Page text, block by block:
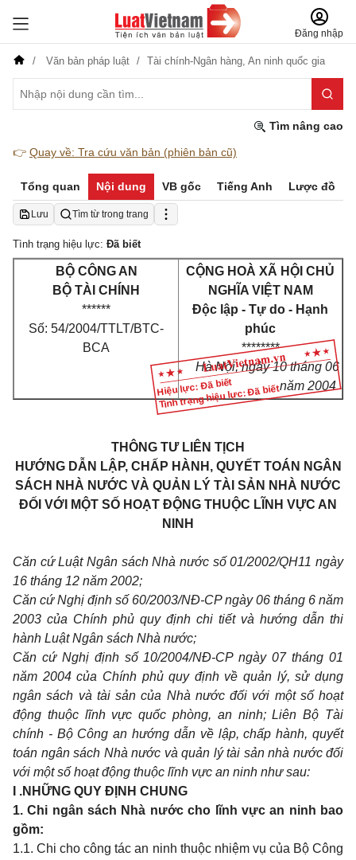
Đăng nhập
Văn bản pháp luật Tài chính-Ngân hàng, An ninh quốc gia
Tìm nâng cao
👉 Quay về: Tra cứu văn bản (phiên bản cũ)
Tổng quan Nội dung VB gốc Tiếng Anh Lược đồ
Lưu Tìm từ trong trang
Tình trạng hiệu lực: Đã biết
Hiệu lực: Đã biết
Tình trạng hiệu lực: Đã biết
BỘ CÔNG AN
BỘ TÀI CHÍNH
******
Số: 54/2004/TTLT/BTC-
BCA
CỘNG HOÀ XÃ HỘI CHỦ
NGHĨA VIỆT NAM
Độc lập - Tự do - Hạnh
phúc
********
Hà Nội, ngày 10 tháng 06
năm 2004
THÔNG TƯ LIÊN TỊCH
HƯỚNG DẪN LẬP, CHẤP HÀNH, QUYẾT TOÁN NGÂN
SÁCH NHÀ NƯỚC VÀ QUẢN LÝ TÀI SẢN NHÀ NƯỚC
ĐỐI VỚI MỘT SỐ HOẠT ĐỘNG THUỘC LĨNH VỰC AN
NINH
Căn cứ Luật Ngân sách Nhà nước số 01/2002/QH11 ngày
16 tháng 12 năm 2002;
Căn cứ Nghị định số 60/2003/NĐ-CP ngày 06 tháng 6 năm
2003 của Chính phủ quy định chi tiết và hướng dẫn thi
hành Luật Ngân sách Nhà nước;
Căn cứ Nghị định số 10/2004/NĐ-CP ngày 07 tháng 01
năm 2004 của Chính phủ quy định về quản lý, sử dụng
ngân sách và tài sản của Nhà nước đối với một số hoạt
động thuộc lĩnh vực quốc phòng, an ninh; Liên Bộ Tài
chính - Bộ Công an hướng dẫn về lập, chấp hành, quyết
toán ngân sách Nhà nước và quản lý tài sản nhà nước đối
với một số hoạt động thuộc lĩnh vực an ninh như sau:
I .NHỮNG QUY ĐỊNH CHUNG
1. Chi ngân sách Nhà nước cho lĩnh vực an ninh bao
gồm:
1.1. Chi cho công tác an ninh thuộc nhiệm vụ của Bộ Công